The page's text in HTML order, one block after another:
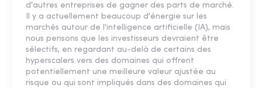
d'autres entreprises de gagner des parts de marché.
Il y a actuellement beaucoup d'énergie sur les
marchés autour de l'intelligence artificielle (IA), mais
nous pensons que les investisseurs devraient être
sélectifs, en regardant au-delà de certains des
hyperscalers vers des domaines qui offrent
potentiellement une meilleure valeur ajustée au
risque ou qui sont impliqués dans des domaines qui